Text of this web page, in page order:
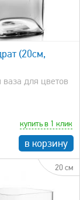
(20см,
ваза для цветов
купить в 1 клик
в корзину
20 см